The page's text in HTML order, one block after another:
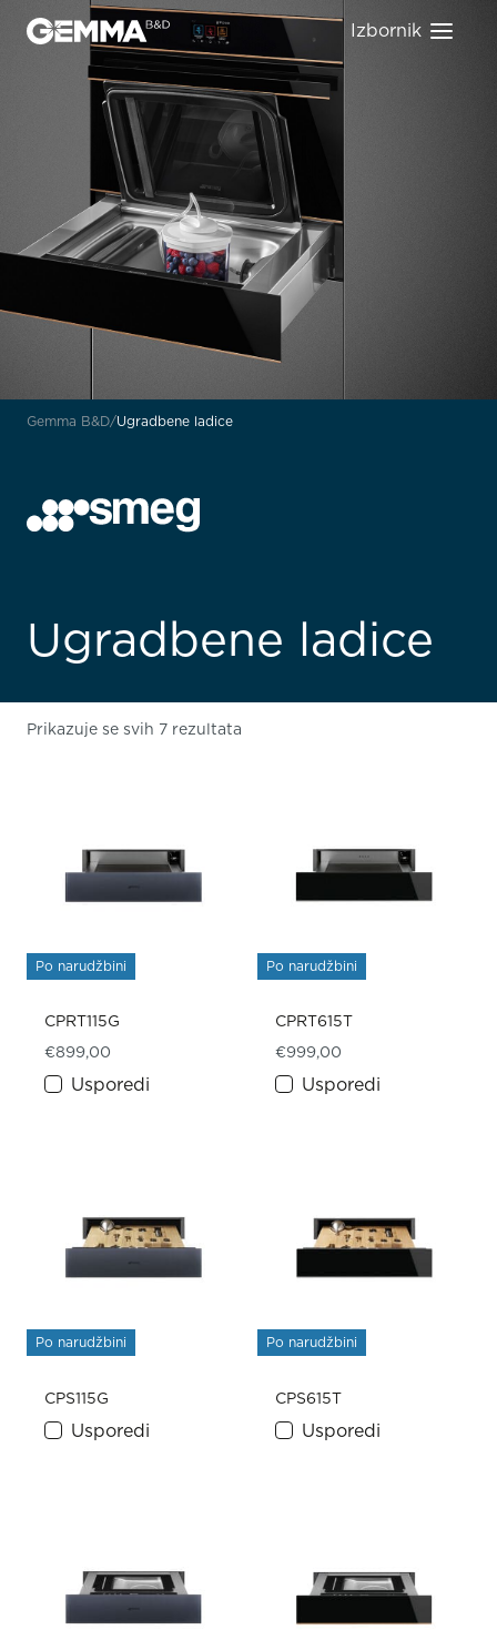
Izbornik
Gemma B&D Ugradbene ladice
Ugradbene ladice
Prikazuje se svih 7 rezultata
Po narudžbini
CPRT115G
€899,00
Usporedi
Po narudžbini
CPRT615T
€999,00
Usporedi
Po narudžbini
CPS115G
Usporedi
Po narudžbini
CPS615T
Usporedi